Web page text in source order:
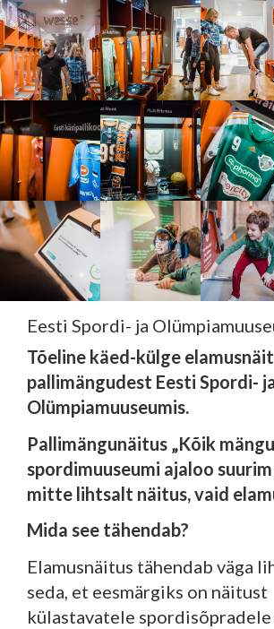
EST ENG
WESSE
PARTNERITE
TEHNIKA
KONTAKT
MEIST
BLOGI/
KUIDAS TELLIDA
Eesti Spordi- ja
Tõeline käed-külge
pallimängudest Eesti Spordi-
Olümpiamuuseumis.
Pallimängunäitus „Kõik
spordimuuseumi ajaloo
mitte lihtsalt näitus, vaid
Mida see tähendab?
Elamusnäitus tähendab väga
seda, et eesmärgiks on näitust
külastavatele spordisõpradele